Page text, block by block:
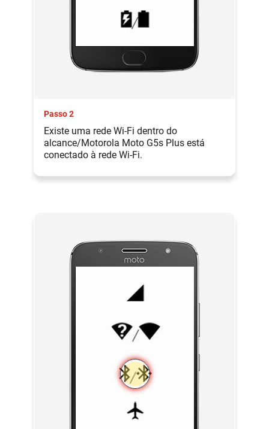
Passo 2
Existe uma rede Wi-Fi dentro do
alcance/Motorola Moto G5s Plus está
conectado à rede Wi-Fi.